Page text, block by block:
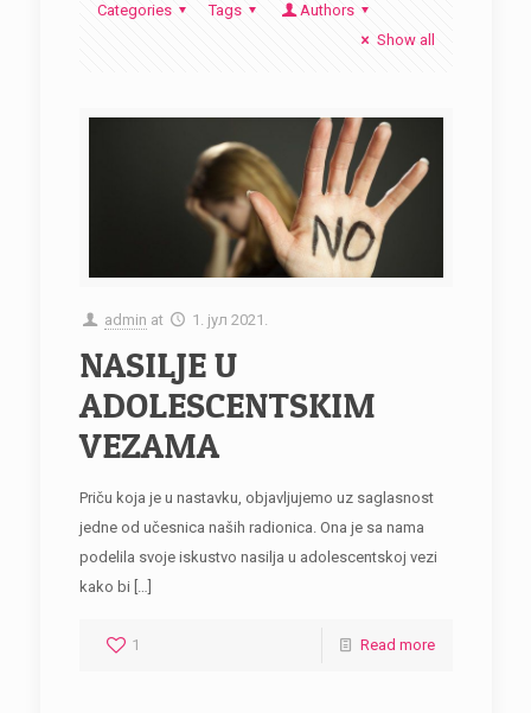
Categories Tags
Authors
Show all
admin at 1. јул 2021.
NASILJE U
ADOLESCENTSKIM
VEZAMA
Priču koja je u nastavku, objavljujemo uz saglasnost
jedne od učesnica naših radionica. Ona je sa nama
podelila svoje iskustvo nasilja u adolescentskoj vezi
kako bi […]
1 Read more